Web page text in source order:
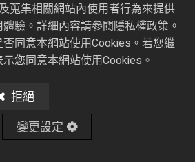
加入詢價車
蒐集相關網站內使用者行為來提供
驗。詳細內容請參閱隱私權政策。
同意本網站使用Cookies。若您繼
您同意本網站使用Cookies。
拒絕
變更設定